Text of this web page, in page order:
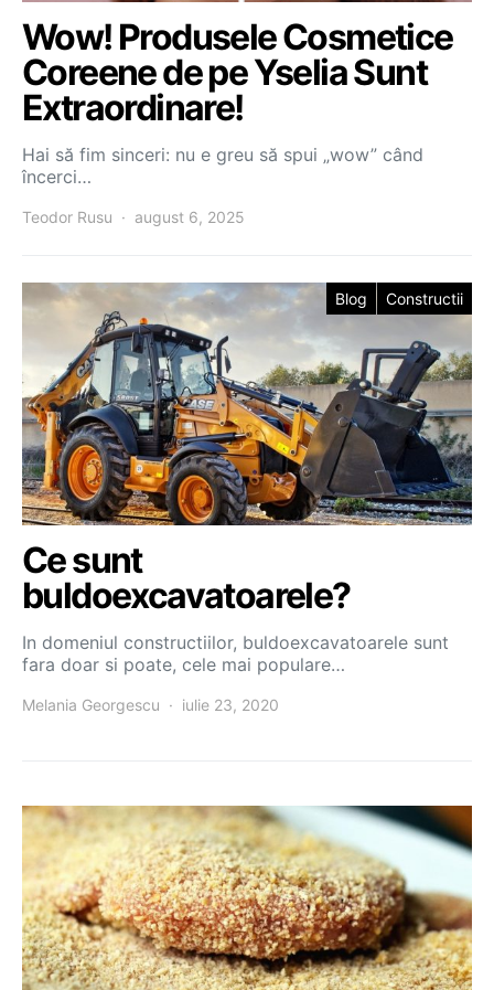
Wow! Produsele Cosmetice
Coreene de pe Yselia Sunt
Extraordinare!
Hai să fim sinceri: nu e greu să spui „wow” când
încerci…
Teodor Rusu august 6, 2025
Blog Constructii
Ce sunt
buldoexcavatoarele?
In domeniul constructiilor, buldoexcavatoarele sunt
fara doar si poate, cele mai populare…
Melania Georgescu iulie 23, 2020